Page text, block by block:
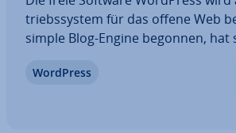
triebs­sys­tem für das offene Web
simple Blog-Engine begonnen, hat
es mithilfe von WordPress relativ
WordPress